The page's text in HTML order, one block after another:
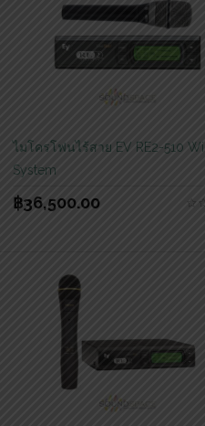
ไมโครโฟนไร้สาย EV RE2-510
System
฿36,500.00